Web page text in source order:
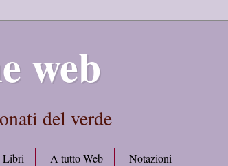
web
del verde
Libri A tutto Web Notazioni